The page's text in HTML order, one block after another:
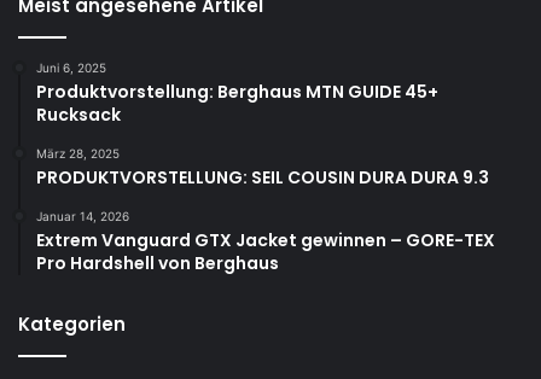
Meist angesehene Artikel
Juni 6, 2025
Produktvorstellung: Berghaus MTN GUIDE 45+
Rucksack
März 28, 2025
PRODUKTVORSTELLUNG: SEIL COUSIN DURA DURA 9.3
Januar 14, 2026
Extrem Vanguard GTX Jacket gewinnen – GORE-TEX
Pro Hardshell von Berghaus
Kategorien